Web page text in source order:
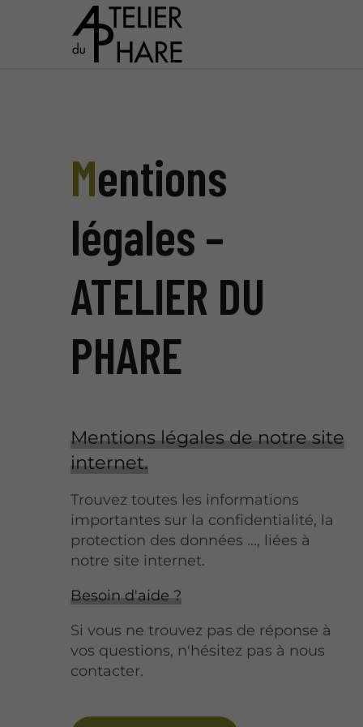
Mentions
légales –
ATELIER DU
PHARE
Mentions légales de notre site
internet.
Trouvez toutes les informations
importantes sur la confidentialité, la
protection des données ..., liées à
notre site internet.
Besoin d'aide ?
Si vous ne trouvez pas de réponse à
vos questions, n'hésitez pas à nous
contacter.